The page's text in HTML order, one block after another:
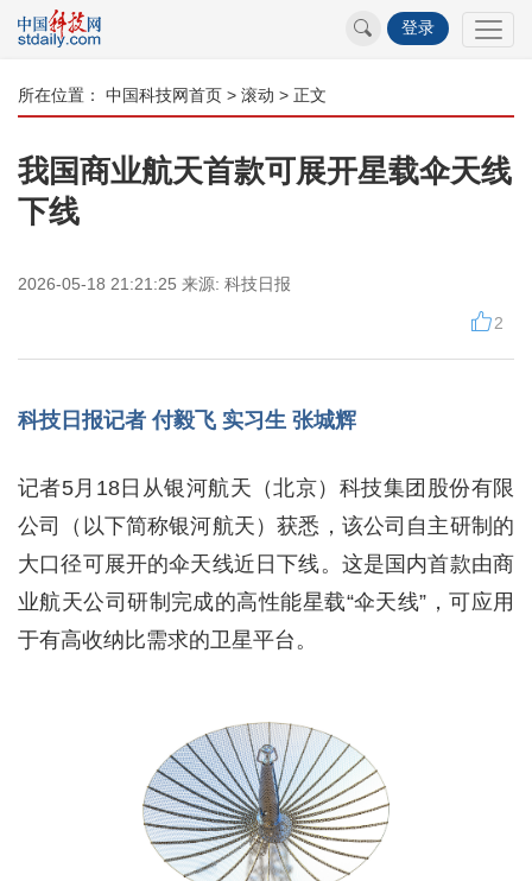
登录
所在位置： 中国科技网首页 > 滚动 > 正文
我国商业航天首款可展开星载伞天线
下线
2026-05-18 21:21:25 来源: 科技日报
2
科技日报记者 付毅飞 实习生 张城辉
记者5月18日从银河航天（北京）科技集团股份有限
公司（以下简称银河航天）获悉，该公司自主研制的
大口径可展开的伞天线近日下线。这是国内首款由商
业航天公司研制完成的高性能星载“伞天线”，可应用
于有高收纳比需求的卫星平台。